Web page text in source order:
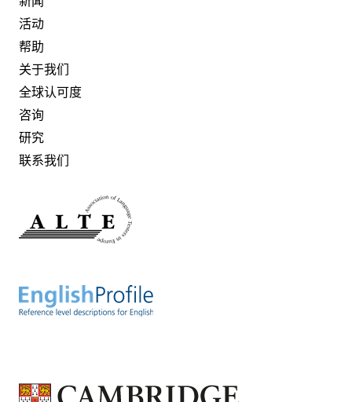
活动
帮助
关于我们
全球认可度
咨询
研究
联系我们